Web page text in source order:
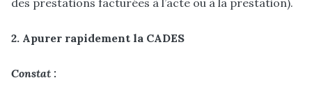
des prestations facturées à l’acte ou à la prestation).
2. Apurer rapidement la CADES
Constat :